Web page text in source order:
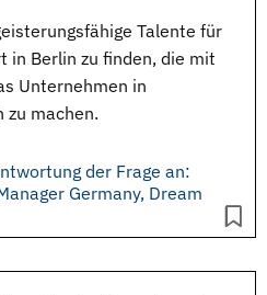
Talente für
in Berlin zu finden, die mit
Unternehmen in
zu machen.
der Frage an:
Germany, Dream